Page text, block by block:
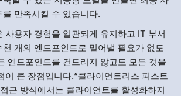
만족시킬 수 있습니다.
사용자 경험을 일관되게 유지하고 IT 부서
개의 엔드포인트로 밀어낼 필요가 없도
엔드포인트를 건드리지 않고도 모든 것을
이 큰 장점입니다.“클라이언트리스 퍼스트
근 방식에서는 클라이언트를 활성화하지